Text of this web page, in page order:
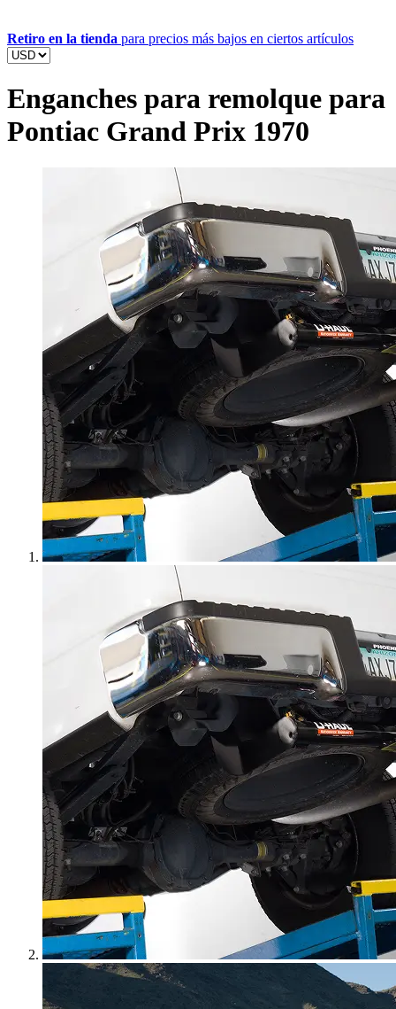
Retiro en la tienda para precios más bajos en ciertos artículos
Enganches para remolque para
Pontiac Grand Prix 1970